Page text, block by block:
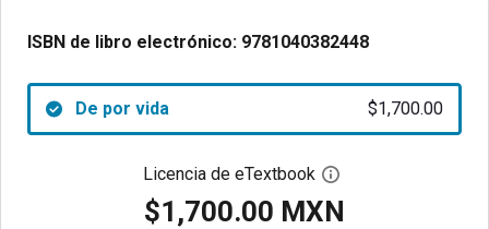
ISBN de libro electrónico: 9781040382448
De por vida $1,700.00
Licencia de eTextbook Abre el cuadro de
$1,700.00 MXN